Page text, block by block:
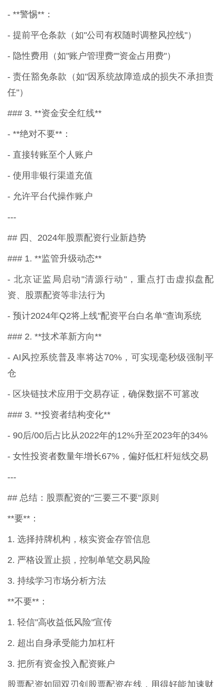
- **警惕**：
- 提前平仓条款（如"公司有权随时调整风控线"）
- 隐性费用（如"账户管理费""资金占用费"）
- 责任豁免条款（如"因系统故障造成的损失不承担责
任"）
### 3. **资金安全红线**
- **绝对不要**：
- 直接转账至个人账户
- 使用非银行渠道充值
- 允许平台代操作账户
---
## 四、2024年股票配资行业新趋势
### 1. **监管升级动态**
- 北京证监局启动"清源行动"，重点打击虚拟盘配
资、股票配资等非法行为
- 预计2024年Q2将上线"配资平台白名单"查询系统
### 2. **技术革新方向**
- AI风控系统普及率将达70%，可实现毫秒级强制平
仓
- 区块链技术应用于交易存证，确保数据不可篡改
### 3. **投资者结构变化**
- 90后/00后占比从2022年的12%升至2023年的34%
- 女性投资者数量年增长67%，偏好低杠杆短线交易
---
## 总结：股票配资的"三要三不要"原则
**要**：
1. 选择持牌机构，核实资金存管信息
2. 严格设置止损，控制单笔交易风险
3. 持续学习市场分析方法
**不要**：
1. 轻信"高收益低风险"宣传
2. 超出自身承受能力加杠杆
3. 把所有资金投入配资账户
股票配资如同双刃剑股票配资在线，用得好能加速财